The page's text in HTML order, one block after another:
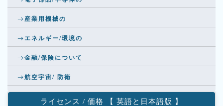
産業用機械の
エネルギー/環境の
金融/保険について
航空宇宙/ 防衛
ライセンス / 価格 【 英語と日本語版 】